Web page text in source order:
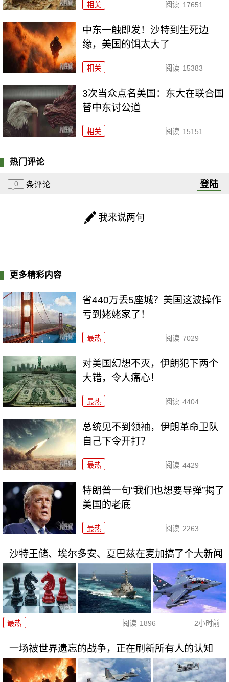
相关 阅读 17651
中东一触即发！沙特到生死边
缘，美国的饵太大了
相关 阅读 15383
3次当众点名美国：东大在联合国
替中东讨公道
相关 阅读 15151
热门评论
0 条评论 登陆
我来说两句
更多精彩内容
省440万丢5座城？美国这波操作
亏到姥姥家了！
最热 阅读 7029
对美国幻想不灭，伊朗犯下两个
大错，令人痛心！
最热 阅读 4404
总统见不到领袖，伊朗革命卫队
自己下令开打？
最热 阅读 4429
特朗普一句“我们也想要导弹”揭了
美国的老底
最热 阅读 2263
沙特王储、埃尔多安、夏巴兹在麦加搞了个大新闻
最热 阅读 1896 2小时前
一场被世界遗忘的战争，正在刷新所有人的认知